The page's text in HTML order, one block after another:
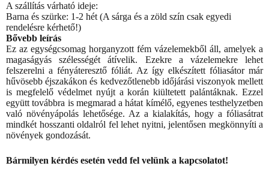
A szállítás várható ideje:
Barna és szürke: 1-2 hét (A sárga és a zöld szín csak egyedi
rendelésre kérhető!)
Bővebb leírás
Ez az egységcsomag horganyzott fém vázelemekből áll, amelyek a
magaságyás szélességét átívelik. Ezekre a vázelemekre lehet
felszerelni a fényáteresztő fóliát. Az így elkészített fóliasátor már
hűvösebb éjszakákon és kedvezőtlenebb időjárási viszonyok mellett
is megfelelő védelmet nyújt a korán kiültetett palántáknak. Ezzel
együtt továbbra is megmarad a hátat kímélő, egyenes testhelyzetben
való növényápolás lehetősége. Az a kialakítás, hogy a fóliasátrat
mindkét hosszanti oldalról fel lehet nyitni, jelentősen megkönnyíti a
növények gondozását.
Bármilyen kérdés esetén vedd fel velünk a kapcsolatot!